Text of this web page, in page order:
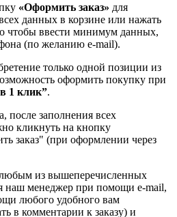
«Оформить заказ» для
данных в корзине или нажать
чтобы ввести минимум данных,
(по желанию e-mail).
только одной позиции из
оформить покупку при
1 клик”.
после заполнения всех
кликнуть на кнопку
заказ" (при оформлении через
из вышеперечисленных
наш менеджер при помощи e-mail,
любого удобного вам
в комментарии к заказу) и